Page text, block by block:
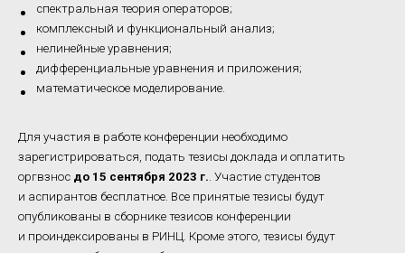
спектральная теория операторов;
комплексный и функциональный анализ;
нелинейные уравнения;
дифференциальные уравнения и приложения;
математическое моделирование.
Для участия в работе конференции необходимо
зарегистрироваться, подать тезисы доклада и оплатить
оргвзнос до 15 сентября 2023 г. . Участие студентов
и аспирантов бесплатное. Все принятые тезисы будут
опубликованы в сборнике тезисов конференции
и проиндексированы в РИНЦ. Кроме этого, тезисы будут